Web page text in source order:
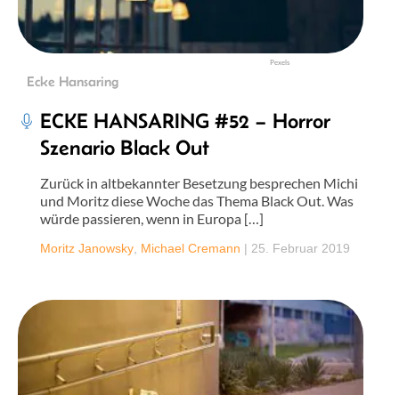
Pexels
Ecke Hansaring
ECKE HANSARING #52 – Horror
Szenario Black Out
Zurück in altbekannter Besetzung besprechen Michi
und Moritz diese Woche das Thema Black Out. Was
würde passieren, wenn in Europa […]
Moritz Janowsky Michael Cremann | 25. Februar 2019